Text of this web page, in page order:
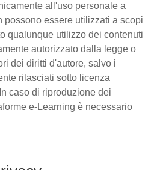
all'uso personale a
possono essere utilizzati a scopi
qualunque utilizzo dei contenuti
autorizzato dalla legge o
dei diritti d'autore, salvo i
rilasciati sotto licenza
caso di riproduzione dei
e-Learning è necessario